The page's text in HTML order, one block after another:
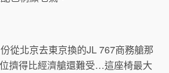
從北京去東京換的JL 767商務艙那
擠得比經濟艙還難受…這座椅最大